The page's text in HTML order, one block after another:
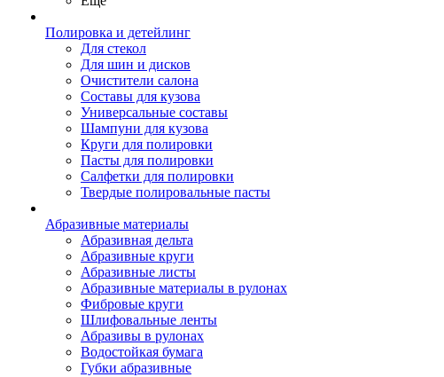
Полировка и детейлинг
Для стекол
Для шин и дисков
Очистители салона
Составы для кузова
Универсальные составы
Шампуни для кузова
Круги для полировки
Пасты для полировки
Салфетки для полировки
Твердые полировальные пасты
Абразивные материалы
Абразивная дельта
Абразивные круги
Абразивные листы
Абразивные материалы в рулонах
Фибровые круги
Шлифовальные ленты
Абразивы в рулонах
Водостойкая бумага
Губки абразивные